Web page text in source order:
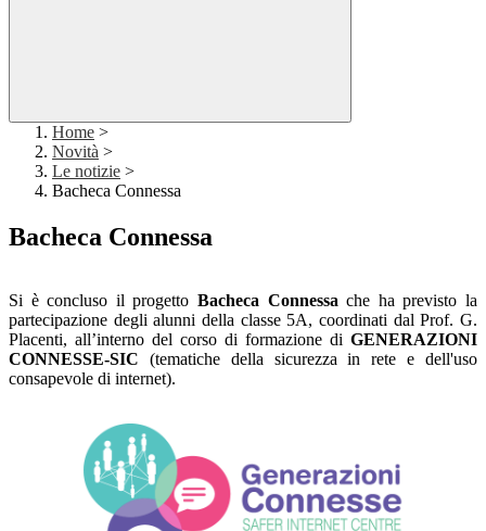
Home >
Novità >
Le notizie >
Bacheca Connessa
Bacheca Connessa
Si è concluso il progetto Bacheca Connessa che ha previsto la
partecipazione degli alunni della classe 5A, coordinati dal Prof. G.
Placenti, all’interno del corso di formazione di GENERAZIONI
CONNESSE-SIC (tematiche della sicurezza in rete e dell'uso
consapevole di internet).